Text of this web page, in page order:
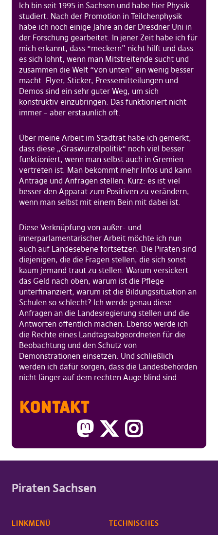
Ich bin seit 1995 in Sachsen und habe hier Physik
studiert. Nach der Promotion in Teilchenphysik
habe ich noch einige Jahre an der Dresdner Uni in
der Forschung gearbeitet. In jener Zeit habe ich für
mich erkannt, dass “meckern” nicht hilft und dass
es sich lohnt, wenn man Mitstreitende sucht und
zusammen die Welt “von unten” ein wenig besser
macht. Flyer, Sticker, Pressemitteilungen und
Demos sind ein sehr guter Weg, um sich
konstruktiv einzubringen. Das funktioniert nicht
immer – aber erstaunlich oft.
Über meine Arbeit im Stadtrat habe ich gemerkt,
dass diese „Graswurzelpolitik“ noch viel besser
funktioniert, wenn man selbst auch in Gremien
vertreten ist. Man bekommt mehr Infos und kann
Anträge und Anfragen stellen. Kurz: es ist viel
besser den Apparat zum Positiven zu verändern,
wenn man selbst mit einem Bein mit dabei ist.
Diese Verknüpfung von außer- und
innerparlamentarischer Arbeit möchte ich nun
auch auf Landesebene fortsetzen. Die Piraten sind
diejenigen, die die Fragen stellen, die sich sonst
kaum jemand traut zu stellen: Warum versickert
das Geld nach oben, warum ist die Pflege
unterfinanziert, warum ist die Bildungssituation an
Schulen so schlecht? Ich werde genau diese
Anfragen an die Landesregierung stellen und die
Antworten öffentlich machen. Ebenso werde ich
die Rechte eines Landtagsabgeordneten für die
Beobachtung und den Schutz von
Demonstrationen einsetzen. Und schließlich
werden ich dafür sorgen, dass die Landesbehörden
nicht länger auf dem rechten Auge blind sind.
KONTAKT
Piraten Sachsen
LINKMENÜ TECHNISCHES